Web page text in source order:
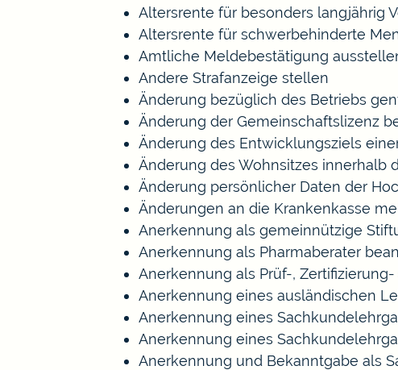
Altersrente für besonders langjährig
Altersrente für schwerbehinderte
Amtliche Meldebestätigung
Andere Strafanzeige stellen
Änderung bezüglich des Betriebs
Änderung der Gemeinschaftslizenz
Änderung des Entwicklungsziels
Änderung des Wohnsitzes innerhalb
Änderung persönlicher Daten der
Änderungen an die Krankenkasse
Anerkennung als gemeinnützige
Anerkennung als Pharmaberater
Anerkennung als Prüf-,
Anerkennung eines ausländischen
Anerkennung eines
Anerkennung eines
Anerkennung und Bekanntgabe als